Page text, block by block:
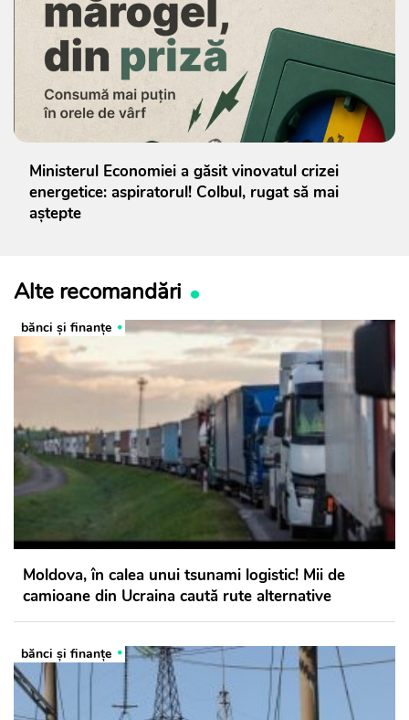
Ministerul Economiei a găsit vinovatul crizei
energetice: aspiratorul! Colbul, rugat să mai
aștepte
Alte recomandări
bănci şi finanţe
Moldova, în calea unui tsunami logistic! Mii de
camioane din Ucraina caută rute alternative
bănci şi finanţe